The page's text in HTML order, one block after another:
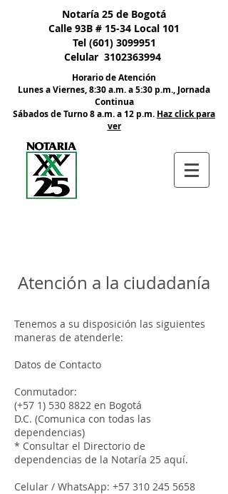
Notaría 25 de Bogotá
Calle 93B # 15-34 Local 101
Tel (601) 3099951
Celular 3102363994
Horario de Atención
Lunes a Viernes, 8:30 a.m. a 5:30 p.m., Jornada
Continua
​Sábados de Turno 8 a.m. a 12 p.m. Haz click para
ver
Atención a la ciudadanía
Tenemos a su disposición las siguientes
maneras de atenderle:
Datos de Contacto
Conmutador:
(+57 1) 530 8822 en Bogotá
D.C. (Comunica con todas las
dependencias)
* Consultar el Directorio de
dependencias de la Notaría 25 aquí.
Celular / WhatsApp: +57 310 245 5658